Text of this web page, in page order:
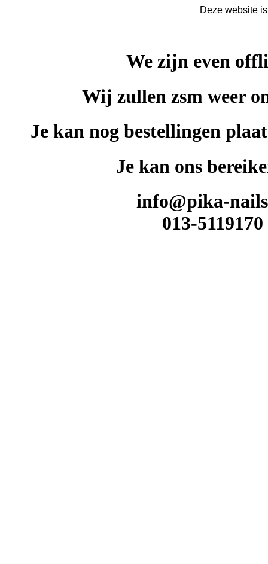
Deze website
We zijn even
Wij zullen zsm weer
Je kan nog bestellingen
Je kan ons
info@pika-
013-5119170